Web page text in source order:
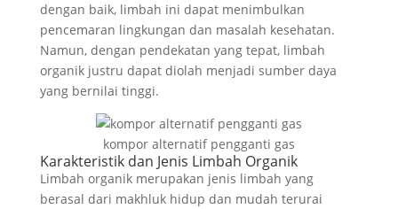
dengan baik, limbah ini dapat menimbulkan
pencemaran lingkungan dan masalah kesehatan.
Namun, dengan pendekatan yang tepat, limbah
organik justru dapat diolah menjadi sumber daya
yang bernilai tinggi.
kompor alternatif pengganti gas
Karakteristik dan Jenis Limbah Organik
Limbah organik merupakan jenis limbah yang
berasal dari makhluk hidup dan mudah terurai